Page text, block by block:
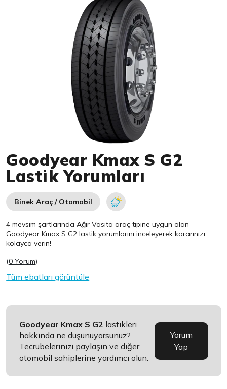
Goodyear Kmax S G2
Lastik Yorumları
Binek Araç / Otomobil
4 mevsim şartlarında Ağır Vasıta araç tipine uygun olan
Goodyear Kmax S G2 lastik yorumlarını inceleyerek kararınızı
kolayca verin!
(0 Yorum)
Tüm ebatları görüntüle
Goodyear Kmax S G2 lastikleri
hakkında ne düşünüyorsunuz?
Tecrübelerinizi paylaşın ve diğer
otomobil sahiplerine yardımcı olun.
Yorum
Yap